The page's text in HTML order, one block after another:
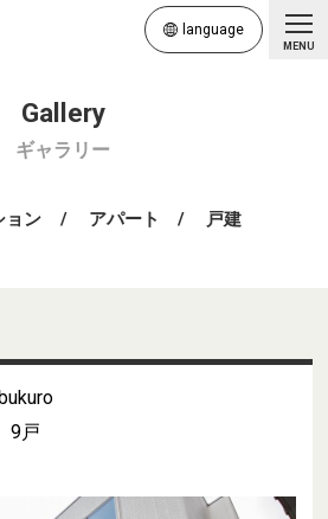
language
MENU
ギャラリー
ョン アパート 戸建
戸